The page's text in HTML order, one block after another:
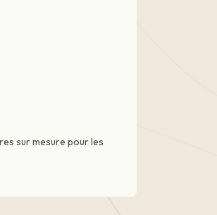
sur mesure pour les